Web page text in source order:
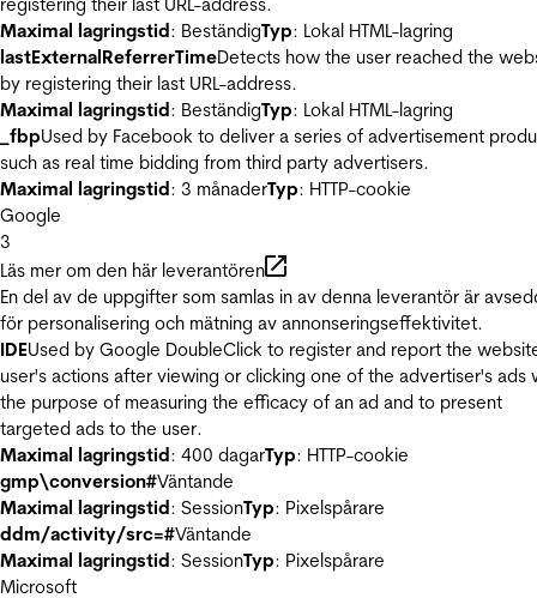
Maximal lagringstid: BeständigTyp: Lokal HTML-lagring
lastExternalReferrerTimeDetects how the user reached the
by registering their last URL-address.
Maximal lagringstid: BeständigTyp: Lokal HTML-lagring
_fbpUsed by Facebook to deliver a series of advertisement
such as real time bidding from third party advertisers.
Maximal lagringstid: 3 månaderTyp: HTTP-cookie
Google
3
Läs mer om den här leverantören
En del av de uppgifter som samlas in av denna leverantör är
för personalisering och mätning av annonseringseffektivitet.
IDEUsed by Google DoubleClick to register and report the
user's actions after viewing or clicking one of the advertiser's ads
the purpose of measuring the efficacy of an ad and to present
targeted ads to the user.
Maximal lagringstid: 400 dagarTyp: HTTP-cookie
gmp\conversion#Väntande
Maximal lagringstid: SessionTyp: Pixelspårare
ddm/activity/src=#Väntande
Maximal lagringstid: SessionTyp: Pixelspårare
Microsoft